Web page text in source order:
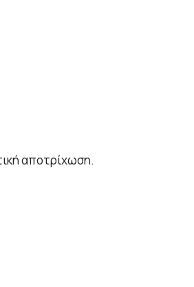
αποτρίχωση.